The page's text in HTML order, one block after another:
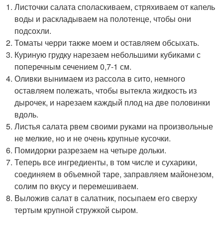
Листочки салата споласкиваем, стряхиваем от капель
воды и раскладываем на полотенце, чтобы они
подсохли.
Томаты черри также моем и оставляем обсыхать.
Куриную грудку нарезаем небольшими кубиками с
поперечным сечением 0,7-1 см.
Оливки вынимаем из рассола в сито, немного
оставляем полежать, чтобы вытекла жидкость из
дырочек, и нарезаем каждый плод на две половинки
вдоль.
Листья салата рвем своими руками на произвольные
не мелкие, но и не очень крупные кусочки.
Помидорки разрезаем на четыре дольки.
Теперь все ингредиенты, в том числе и сухарики,
соединяем в объемной таре, заправляем майонезом,
солим по вкусу и перемешиваем.
Выложив салат в салатник, посыпаем его сверху
тертым крупной стружкой сыром.